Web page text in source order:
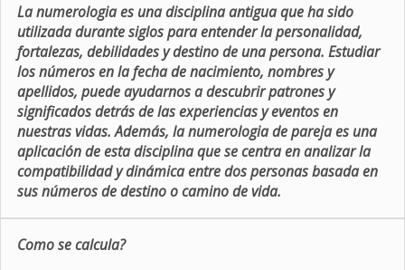
La numerologia es una disciplina antigua que ha sido
utilizada durante siglos para entender la personalidad,
fortalezas, debilidades y destino de una persona. Estudiar
los números en la fecha de nacimiento, nombres y
apellidos, puede ayudarnos a descubrir patrones y
significados detrás de las experiencias y eventos en
nuestras vidas. Además, la numerologia de pareja es una
aplicación de esta disciplina que se centra en analizar la
compatibilidad y dinámica entre dos personas basada en
sus números de destino o camino de vida.
Como se calcula?